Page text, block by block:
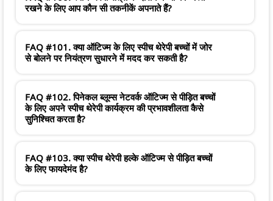
रखने के लिए आप कौन सी तकनीकें अपनाते हैं?
FAQ #101. क्या ऑटिज्म के लिए स्पीच थेरेपी बच्चों में जोर
से बोलने पर नियंत्रण सुधारने में मदद कर सकती है?
FAQ #102. पिनेकल ब्लूम्स नेटवर्क ऑटिज्म से पीड़ित बच्चों
के लिए अपने स्पीच थेरेपी कार्यक्रम की प्रभावशीलता कैसे
सुनिश्चित करता है?
FAQ #103. क्या स्पीच थेरेपी हल्के ऑटिज्म से पीड़ित बच्चों
के लिए फायदेमंद है?